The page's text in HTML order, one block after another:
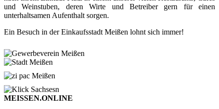
und Weinstuben, deren Wirte und Betreiber gern für einen
unterhaltsamen Aufenthalt sorgen.
Ein Besuch in der Einkaufsstadt Meißen lohnt sich immer!
MEISSEN.ONLINE